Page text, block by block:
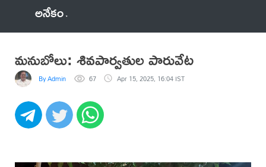
అనేకం
మనుబోలు: శివపార్వతుల పారువేట
By Admin 67 Apr 15, 2025, 16:04 IST